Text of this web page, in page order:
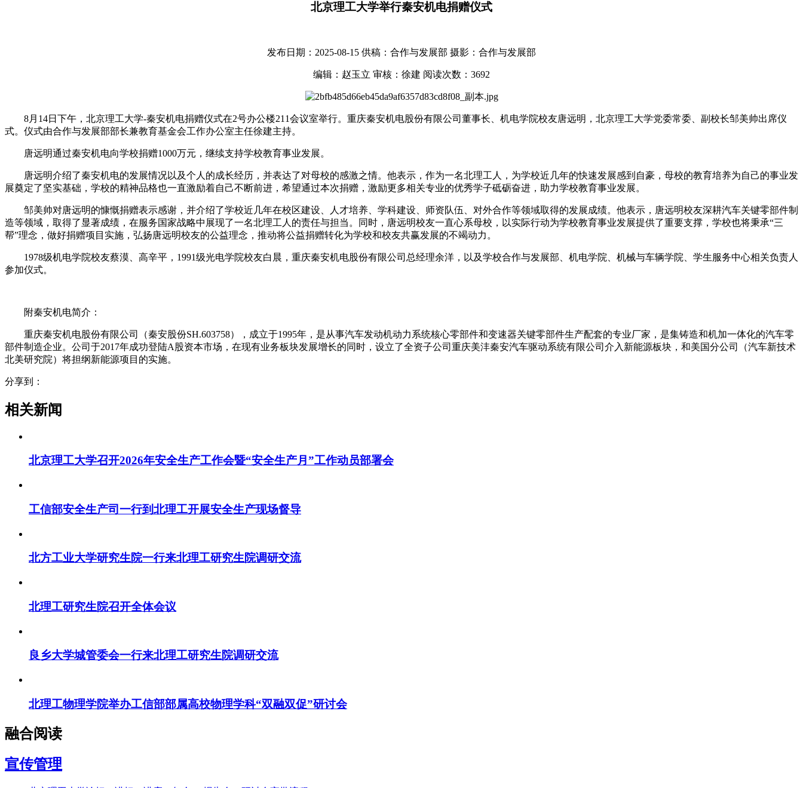
北京理工大学举行秦安机电捐赠仪式
发布日期：2025-08-15 供稿：合作与发展部 摄影：合作与发展部
编辑：赵玉立 审核：徐建 阅读次数： 3692
8月14日下午，北京理工大学-秦安机电捐赠仪式在2号办公楼211会议室举行。重庆秦安机电股份有限公司董事长、机电学院校友唐远明，北京理工大学党委常委、副校长邹美帅出席仪
式。仪式由合作与发展部部长兼教育基金会工作办公室主任徐建主持。
唐远明通过秦安机电向学校捐赠1000万元，继续支持学校教育事业发展。
唐远明介绍了秦安机电的发展情况以及个人的成长经历，并表达了对母校的感激之情。他表示，作为一名北理工人，为学校近几年的快速发展感到自豪，母校的教育培养为自己的事业发
展奠定了坚实基础，学校的精神品格也一直激励着自己不断前进，希望通过本次捐赠，激励更多相关专业的优秀学子砥砺奋进，助力学校教育事业发展。
邹美帅对唐远明的慷慨捐赠表示感谢，并介绍了学校近几年在校区建设、人才培养、学科建设、师资队伍、对外合作等领域取得的发展成绩。他表示，唐远明校友深耕汽车关键零部件制
造等领域，取得了显著成绩，在服务国家战略中展现了一名北理工人的责任与担当。同时，唐远明校友一直心系母校，以实际行动为学校教育事业发展提供了重要支撑，学校也将秉承“三
帮”理念，做好捐赠项目实施，弘扬唐远明校友的公益理念，推动将公益捐赠转化为学校和校友共赢发展的不竭动力。
1978级机电学院校友蔡漠、高辛平，1991级光电学院校友白晨，重庆秦安机电股份有限公司总经理余洋，以及学校合作与发展部、机电学院、机械与车辆学院、学生服务中心相关负责人
参加仪式。
附秦安机电简介 ：
重庆秦安机电股份有限公司（秦安股份SH.603758），成立于1995年，是从事汽车发动机动力系统核心零部件和变速器关键零部件生产配套的专业厂家，是集铸造和机加一体化的汽车零
部件制造企业。公司于2017年成功登陆A股资本市场，在现有业务板块发展增长的同时，设立了全资子公司重庆美沣秦安汽车驱动系统有限公司介入新能源板块，和美国分公司（汽车新技术
北美研究院）将担纲新能源项目的实施。
分享到：
相关新闻
北京理工大学召开2026年安全生产工作会暨“安全生产月”工作动员部署会
工信部安全生产司一行到北理工开展安全生产现场督导
北方工业大学研究生院一行来北理工研究生院调研交流
北理工研究生院召开全体会议
良乡大学城管委会一行来北理工研究生院调研交流
北理工物理学院举办工信部部属高校物理学科“双融双促”研讨会
融合阅读
宣传管理